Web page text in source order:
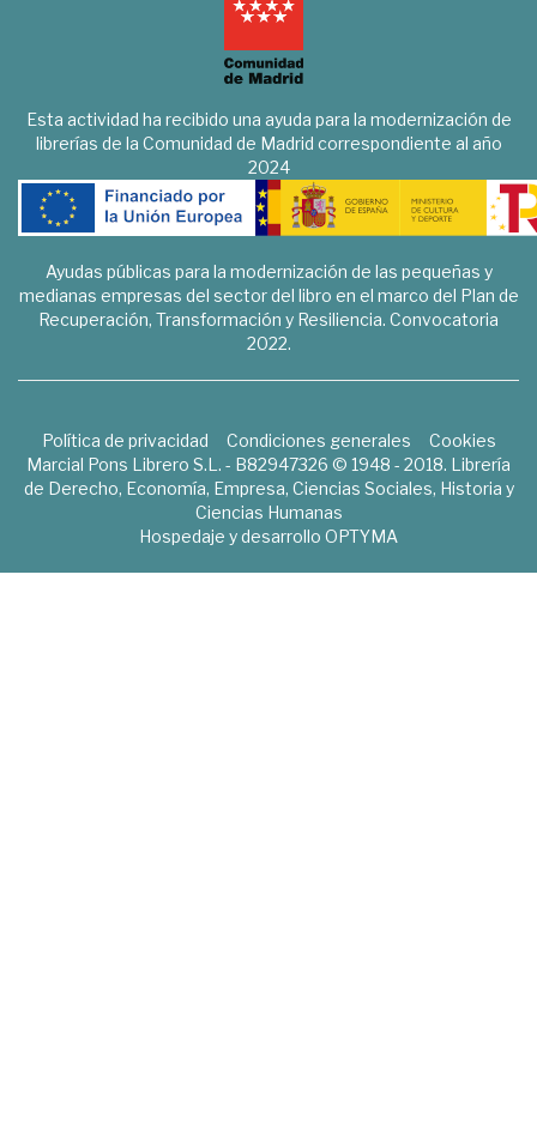
Esta actividad ha recibido una ayuda para la modernización de
librerías de la Comunidad de Madrid correspondiente al año
2024
Ayudas públicas para la modernización de las pequeñas y
medianas empresas del sector del libro en el marco del Plan de
Recuperación, Transformación y Resiliencia. Convocatoria
2022.
Política de privacidad Condiciones generales
Cookies
Marcial Pons Librero S.L. - B82947326 © 1948 - 2018. Librería
de Derecho, Economía, Empresa, Ciencias Sociales, Historia y
Ciencias Humanas
Hospedaje y desarrollo OPTYMA